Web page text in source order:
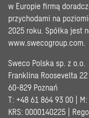
w Europie firmą
przychodami na
2025 roku. Spółka jest
www.swecogroup.com
Sweco Polska sp. z o.o.
Franklina Roosevelta 22
60-829 Poznań
T: +48 61 864 93 00 | M:
KRS: 0000140225 |